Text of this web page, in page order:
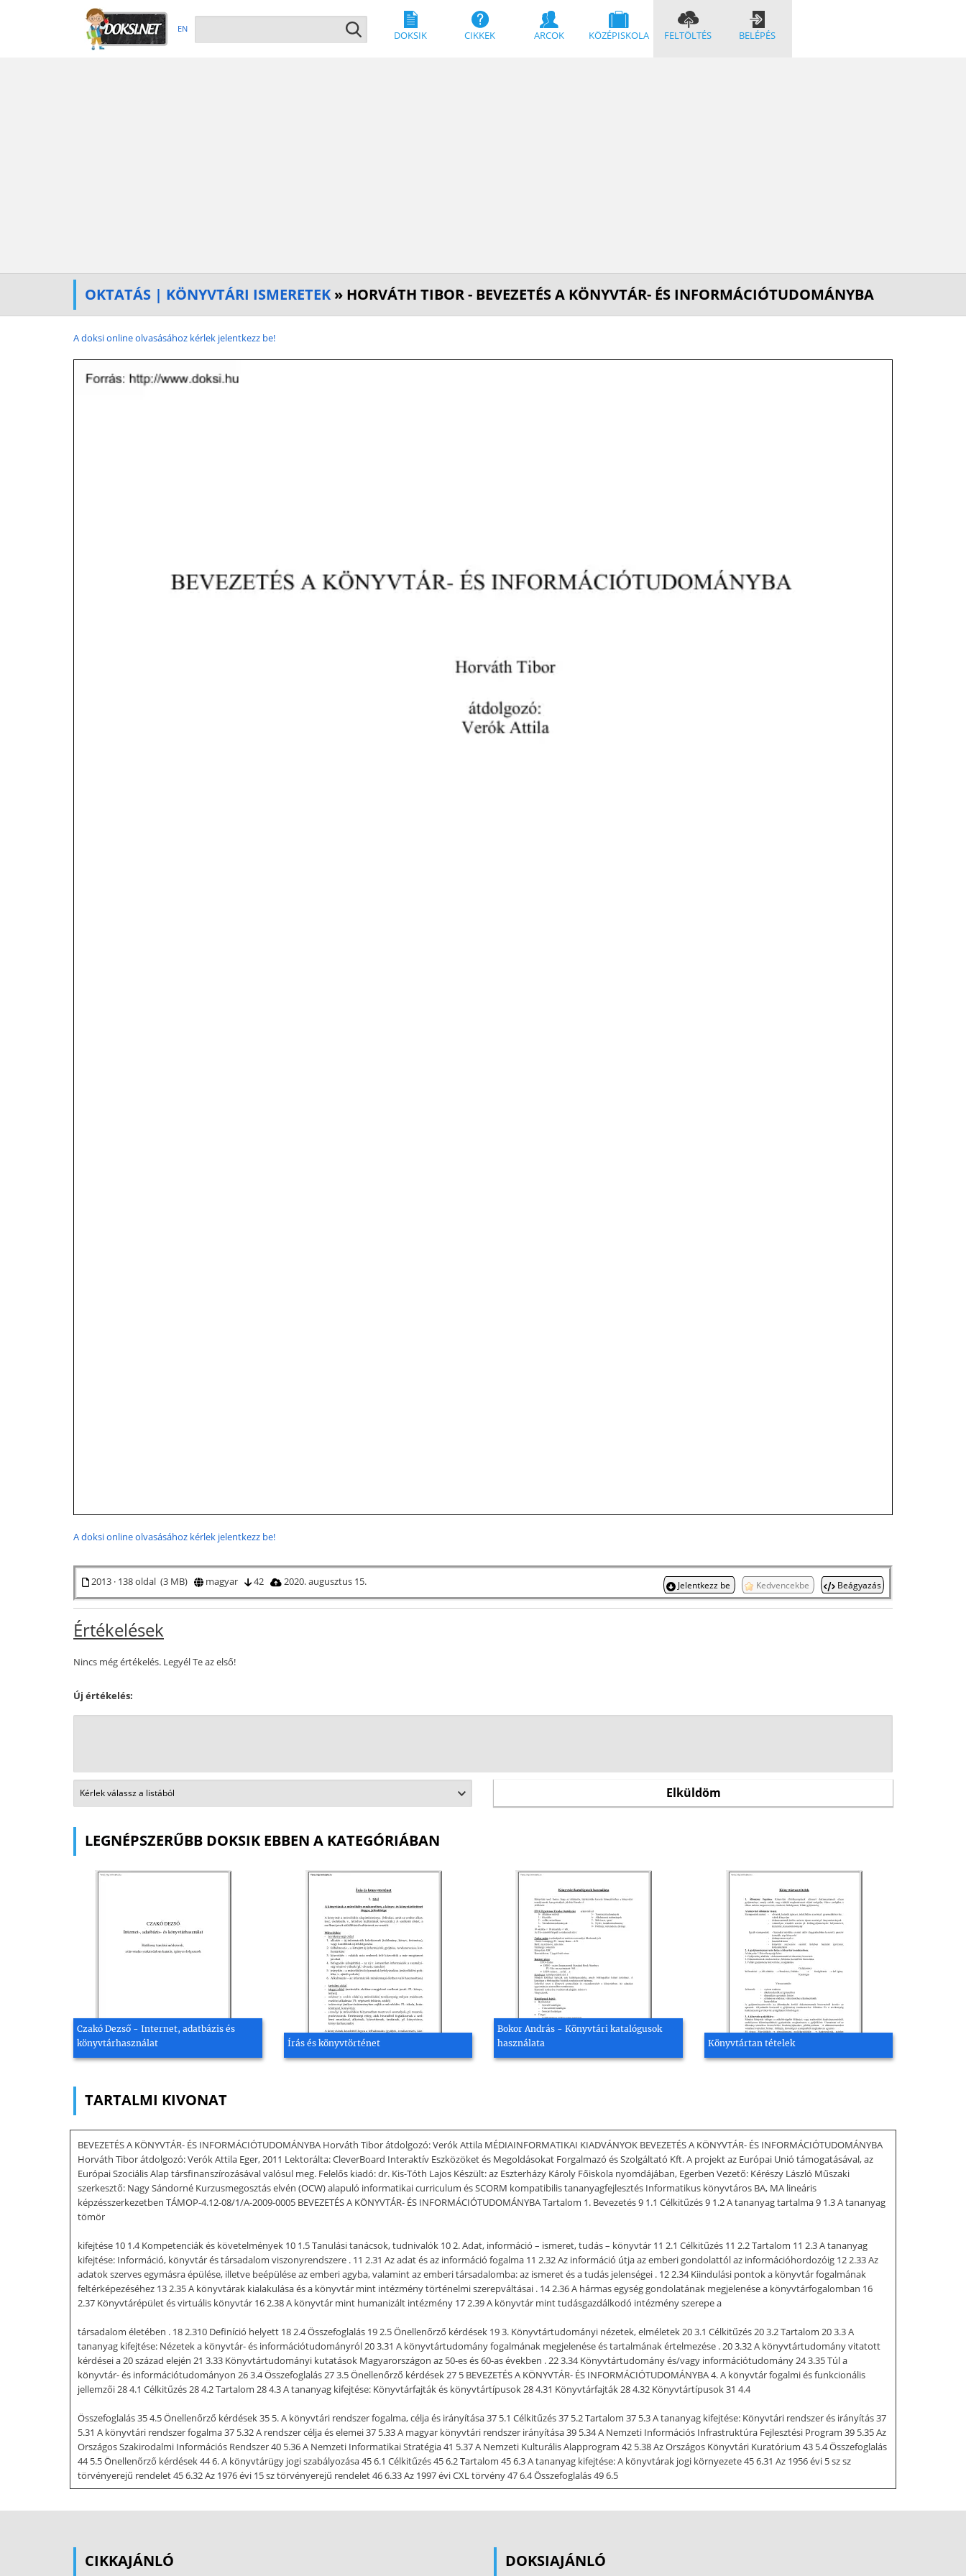
EN
DOKSIK CIKKEK ARCOK KÖZÉPISKOLA FELTÖLTÉS BELÉPÉS
OKTATÁS | KÖNYVTÁRI ISMERETEK » HORVÁTH TIBOR - BEVEZETÉS A KÖNYVTÁR- ÉS INFORMÁCIÓTUDOMÁNYBA
A doksi online olvasásához kérlek jelentkezz be!
A doksi online olvasásához kérlek jelentkezz be!
2013 · 138 oldal (3 MB) magyar 42 2020. augusztus 15. Jelentkezz be Kedvencekbe Beágyazás
Értékelések
Nincs még értékelés. Legyél Te az első!
Új értékelés:
LEGNÉPSZERŰBB DOKSIK EBBEN A KATEGÓRIÁBAN
Czakó Dezső - Internet, adatbázis és
könyvtárhasználat
Írás és könyvtörténet
Bokor András - Könyvtári katalógusok
használata
Könyvtártan tételek
TARTALMI KIVONAT
BEVEZETÉS A KÖNYVTÁR- ÉS INFORMÁCIÓTUDOMÁNYBA Horváth Tibor átdolgozó: Verók Attila MÉDIAINFORMATIKAI KIADVÁNYOK BEVEZETÉS A KÖNYVTÁR- ÉS INFORMÁCIÓTUDOMÁNYBA
Horváth Tibor átdolgozó: Verók Attila Eger, 2011 Lektorálta: CleverBoard Interaktív Eszközöket és Megoldásokat Forgalmazó és Szolgáltató Kft. A projekt az Európai Unió támogatásával, az
Európai Szociális Alap társfinanszírozásával valósul meg. Felelős kiadó: dr. Kis-Tóth Lajos Készült: az Eszterházy Károly Főiskola nyomdájában, Egerben Vezető: Kérészy László Műszaki
szerkesztő: Nagy Sándorné Kurzusmegosztás elvén (OCW) alapuló informatikai curriculum és SCORM kompatibilis tananyagfejlesztés Informatikus könyvtáros BA, MA lineáris
képzésszerkezetben TÁMOP-4.12-08/1/A-2009-0005 BEVEZETÉS A KÖNYVTÁR- ÉS INFORMÁCIÓTUDOMÁNYBA Tartalom 1. Bevezetés 9 1.1 Célkitűzés 9 1.2 A tananyag tartalma 9 1.3 A tananyag
tömör
kifejtése 10 1.4 Kompetenciák és követelmények 10 1.5 Tanulási tanácsok, tudnivalók 10 2. Adat, információ – ismeret, tudás – könyvtár 11 2.1 Célkitűzés 11 2.2 Tartalom 11 2.3 A tananyag
kifejtése: Információ, könyvtár és társadalom viszonyrendszere . 11 2.31 Az adat és az információ fogalma 11 2.32 Az információ útja az emberi gondolattól az információhordozóig 12 2.33 Az
adatok szerves egymásra épülése, illetve beépülése az emberi agyba, valamint az emberi társadalomba: az ismeret és a tudás jelenségei . 12 2.34 Kiindulási pontok a könyvtár fogalmának
feltérképezéséhez 13 2.35 A könyvtárak kialakulása és a könyvtár mint intézmény történelmi szerepváltásai . 14 2.36 A hármas egység gondolatának megjelenése a könyvtárfogalomban 16
2.37 Könyvtárépület és virtuális könyvtár 16 2.38 A könyvtár mint humanizált intézmény 17 2.39 A könyvtár mint tudásgazdálkodó intézmény szerepe a
társadalom életében . 18 2.310 Definíció helyett 18 2.4 Összefoglalás 19 2.5 Önellenőrző kérdések 19 3. Könyvtártudományi nézetek, elméletek 20 3.1 Célkitűzés 20 3.2 Tartalom 20 3.3 A
tananyag kifejtése: Nézetek a könyvtár- és információtudományról 20 3.31 A könyvtártudomány fogalmának megjelenése és tartalmának értelmezése . 20 3.32 A könyvtártudomány vitatott
kérdései a 20 század elején 21 3.33 Könyvtártudományi kutatások Magyarországon az 50-es és 60-as években . 22 3.34 Könyvtártudomány és/vagy információtudomány 24 3.35 Túl a
könyvtár- és információtudományon 26 3.4 Összefoglalás 27 3.5 Önellenőrző kérdések 27 5 BEVEZETÉS A KÖNYVTÁR- ÉS INFORMÁCIÓTUDOMÁNYBA 4. A könyvtár fogalmi és funkcionális
jellemzői 28 4.1 Célkitűzés 28 4.2 Tartalom 28 4.3 A tananyag kifejtése: Könyvtárfajták és könyvtártípusok 28 4.31 Könyvtárfajták 28 4.32 Könyvtártípusok 31 4.4
Összefoglalás 35 4.5 Önellenőrző kérdések 35 5. A könyvtári rendszer fogalma, célja és irányítása 37 5.1 Célkitűzés 37 5.2 Tartalom 37 5.3 A tananyag kifejtése: Könyvtári rendszer és irányítás 37
5.31 A könyvtári rendszer fogalma 37 5.32 A rendszer célja és elemei 37 5.33 A magyar könyvtári rendszer irányítása 39 5.34 A Nemzeti Információs Infrastruktúra Fejlesztési Program 39 5.35 Az
Országos Szakirodalmi Információs Rendszer 40 5.36 A Nemzeti Informatikai Stratégia 41 5.37 A Nemzeti Kulturális Alapprogram 42 5.38 Az Országos Könyvtári Kuratórium 43 5.4 Összefoglalás
44 5.5 Önellenőrző kérdések 44 6. A könyvtárügy jogi szabályozása 45 6.1 Célkitűzés 45 6.2 Tartalom 45 6.3 A tananyag kifejtése: A könyvtárak jogi környezete 45 6.31 Az 1956 évi 5 sz sz
törvényerejű rendelet 45 6.32 Az 1976 évi 15 sz törvényerejű rendelet 46 6.33 Az 1997 évi CXL törvény 47 6.4 Összefoglalás 49 6.5
KÖNYVTÁR- ÉS INFORMÁCIÓTUDOMÁNYBA 8. A könyvtári rendszer központi szolgáltatásait biztosító egyéb intézmények, szervezetek . 59 8.1 Célkitűzés 59 8.2 Tartalom 59 8.3 A tananyag
kifejtése: Szakmai szervezetek, intézmények 59 8.31 A Könyvtári Intézet 59 8.32 A Könyvtárellátó Közhasznú Társaság 62 8.33 Az országos dokumentumellátás
CIKKAJÁNLÓ DOKSIAJÁNLÓ